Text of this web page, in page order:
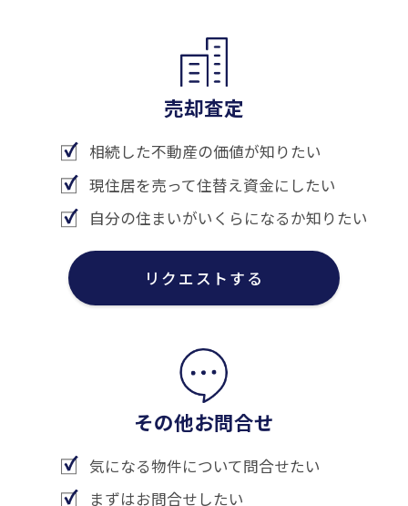
売却査定
相続した不動産の価値が知りたい
現住居を売って住替え資金にしたい
自分の住まいがいくらになるか知りたい
リクエストする
その他お問合せ
気になる物件について問合せたい
まずはお問合せしたい